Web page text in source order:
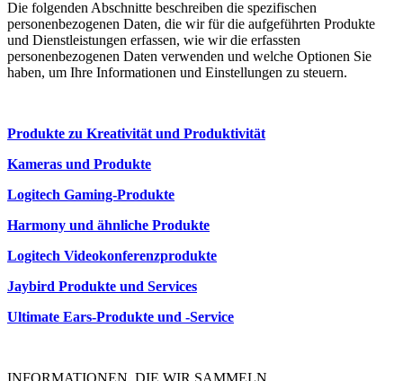
Die folgenden Abschnitte beschreiben die spezifischen
personenbezogenen Daten, die wir für die aufgeführten Produkte
und Dienstleistungen erfassen, wie wir die erfassten
personenbezogenen Daten verwenden und welche Optionen Sie
haben, um Ihre Informationen und Einstellungen zu steuern.
Produkte zu Kreativität und Produktivität
Kameras und Produkte
Logitech Gaming-Produkte
Harmony und ähnliche Produkte
Logitech Videokonferenzprodukte
Jaybird Produkte und Services
Ultimate Ears-Produkte und -Service